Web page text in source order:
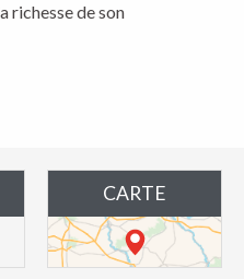
richesse de son
CARTE